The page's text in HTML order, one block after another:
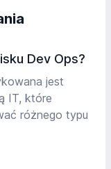
Dev Ops?
jest
IT, które
różnego typu